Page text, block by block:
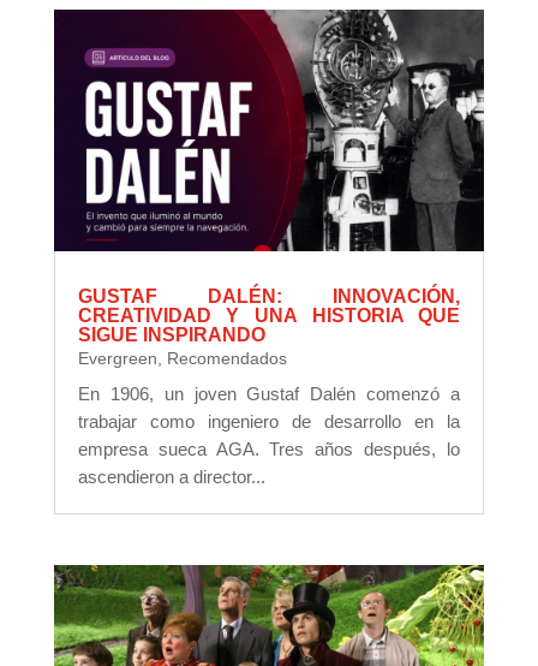
GUSTAF DALÉN: INNOVACIÓN,
CREATIVIDAD Y UNA HISTORIA QUE
SIGUE INSPIRANDO
Evergreen, Recomendados
En 1906, un joven Gustaf Dalén comenzó a
trabajar como ingeniero de desarrollo en la
empresa sueca AGA. Tres años después, lo
ascendieron a director...